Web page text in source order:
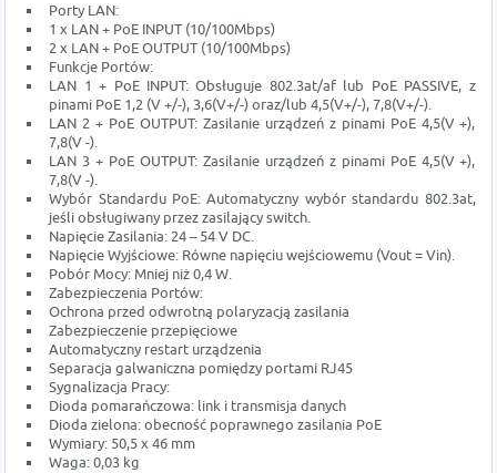
Porty LAN:
1 x LAN + PoE INPUT (10/100Mbps)
2 x LAN + PoE OUTPUT (10/100Mbps)
Funkcje Portów:
LAN 1 + PoE INPUT: Obsługuje 802.3at/af lub PoE PASSIVE, z
pinami PoE 1,2 (V +/-), 3,6(V+/-) oraz/lub 4,5(V+/-), 7,8(V+/-).
LAN 2 + PoE OUTPUT: Zasilanie urządzeń z pinami PoE 4,5(V +),
7,8(V -).
LAN 3 + PoE OUTPUT: Zasilanie urządzeń z pinami PoE 4,5(V +),
7,8(V -).
Wybór Standardu PoE: Automatyczny wybór standardu 802.3at,
jeśli obsługiwany przez zasilający switch.
Napięcie Zasilania: 24 – 54 V DC.
Napięcie Wyjściowe: Równe napięciu wejściowemu (Vout = Vin).
Pobór Mocy: Mniej niż 0,4 W.
Zabezpieczenia Portów:
Ochrona przed odwrotną polaryzacją zasilania
Zabezpieczenie przepięciowe
Automatyczny restart urządzenia
Separacja galwaniczna pomiędzy portami RJ45
Sygnalizacja Pracy:
Dioda pomarańczowa: link i transmisja danych
Dioda zielona: obecność poprawnego zasilania PoE
Wymiary: 50,5 x 46 mm
Waga: 0,03 kg